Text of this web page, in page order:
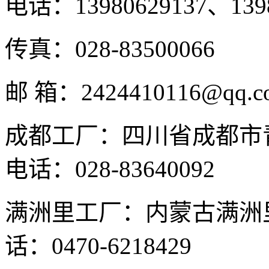
电话：13980629137、
传真：028-83500066
邮 箱：
成都工厂：四川省成都
电话：028-83640092
满洲里工厂：内蒙古满
话：0470-6218429